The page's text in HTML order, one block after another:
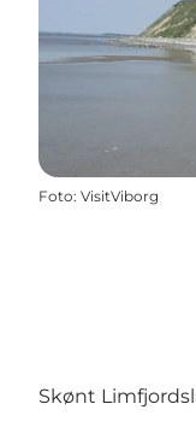
Foto: VisitViborg
Skønt